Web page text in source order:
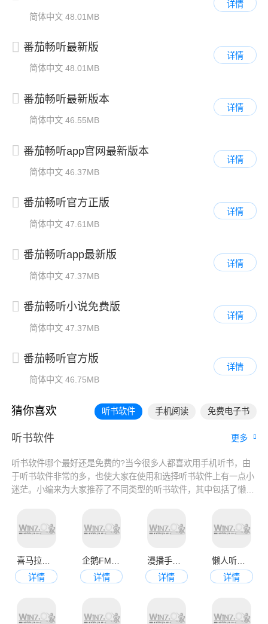
简体中文 48.01MB
详情
番茄畅听最新版
简体中文 48.01MB
详情
番茄畅听最新版本
简体中文 46.55MB
详情
番茄畅听app官网最新版本
简体中文 46.37MB
详情
番茄畅听官方正版
简体中文 47.61MB
详情
番茄畅听app最新版
简体中文 47.37MB
详情
番茄畅听小说免费版
简体中文 47.37MB
详情
番茄畅听官方版
简体中文 46.75MB
详情
猜你喜欢 听书软件 手机阅读 免费电子书
听书软件 更多
听书软件哪个最好还是免费的?当今很多人都喜欢用手机听书，由
于听书软件非常的多，也使大家在使用和选择听书软件上有一点小
迷茫。小编来为大家推荐了不同类型的听书软件，其中包括了懒人
行选择使用哦。
喜马拉雅听书最新版app
详情
详情
漫播手机版
详情
详情